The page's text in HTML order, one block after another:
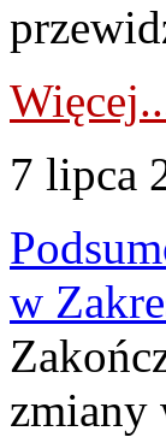
7 lipca
w
zmiany